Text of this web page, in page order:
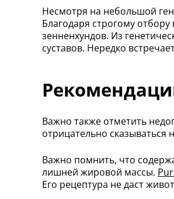
Несмотря на небольшой
Благодаря строгому
зенненхундов. Из
суставов. Нередко
Важно также отметить
отрицательно сказываться
Важно помнить, что
лишней жировой массы.
Его рецептура не даст